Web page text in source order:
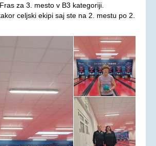
za 3. mesto v B3 kategoriji.
celjski ekipi saj ste na 2. mestu po 2.